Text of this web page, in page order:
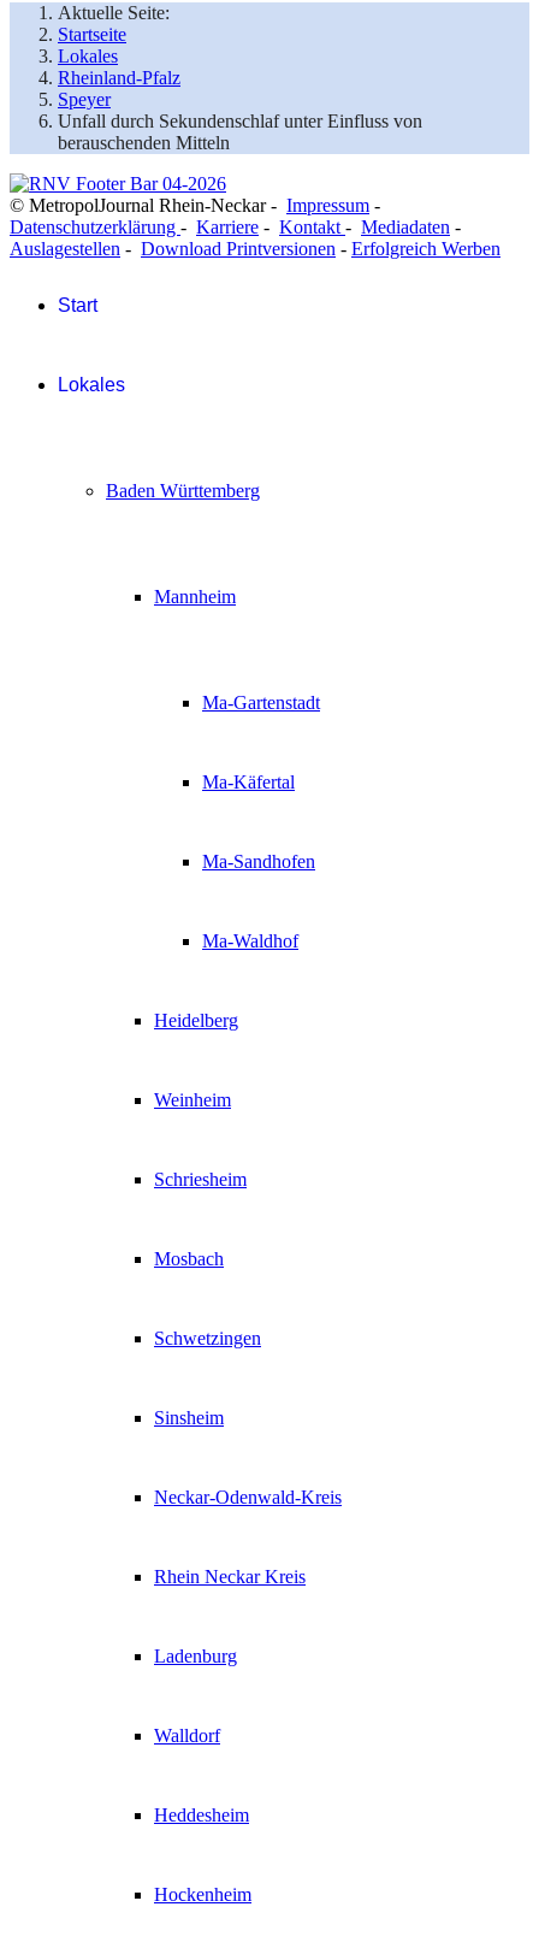
Aktuelle Seite:
Startseite
Lokales
Rheinland-Pfalz
Speyer
Unfall durch Sekundenschlaf unter Einfluss von
berauschenden Mitteln
© MetropolJournal Rhein-Neckar - Impressum -
Datenschutzerklärung - Karriere - Kontakt - Mediadaten -
Auslagestellen - Download Printversionen - Erfolgreich Werben
Start
Lokales
Baden Württemberg
Mannheim
Ma-Gartenstadt
Ma-Käfertal
Ma-Sandhofen
Ma-Waldhof
Heidelberg
Weinheim
Schriesheim
Mosbach
Schwetzingen
Sinsheim
Neckar-Odenwald-Kreis
Rhein Neckar Kreis
Ladenburg
Walldorf
Heddesheim
Hockenheim